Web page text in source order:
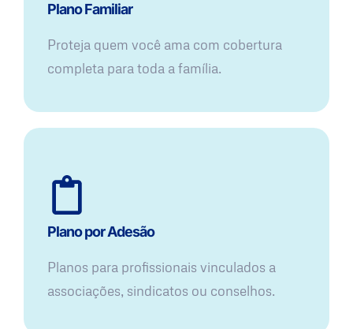
Plano Familiar
Proteja quem você ama com cobertura
completa para toda a família.
Plano por Adesão
Planos para profissionais vinculados a
associações, sindicatos ou conselhos.